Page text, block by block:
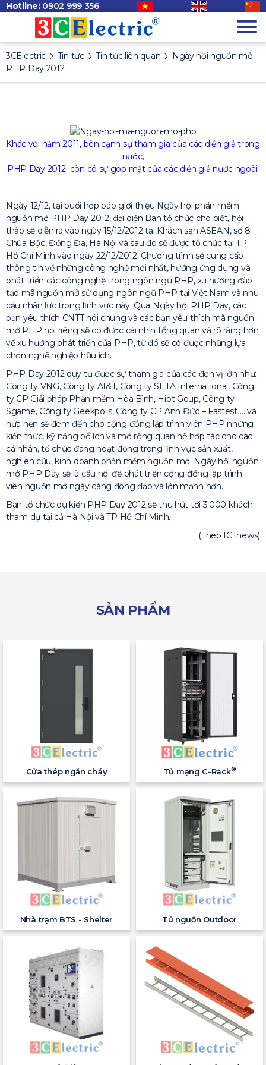
Hotline: 0902 999 356
3CElectric Tin tức Tin tức liên quan
Ngày hội nguồn mở
PHP Day 2012
Khác với năm 2011, bên cạnh sự tham gia của các diễn giả trong
nước,
PHP Day 2012 còn có sự góp mặt của các diễn giả nước ngoài.
Ngày 12/12, tại buổi họp báo giới thiệu Ngày hội phần mềm
nguồn mở PHP Day 2012, đại diện Ban tổ chức cho biết, hội
thảo sẽ diễn ra vào ngày 15/12/2012 tại Khách sạn ASEAN, số 8
Chùa Bộc, Đống Đa, Hà Nội và sau đó sẽ được tổ chức tại TP
Hồ Chí Minh vào ngày 22/12/2012. Chương trình sẽ cung cấp
thông tin về những công nghệ mới nhất, hướng ứng dụng và
phát triển các công nghệ trong ngôn ngữ PHP, xu hướng đào
tạo mã nguồn mở sử dụng ngôn ngữ PHP tại Việt Nam và nhu
cầu nhân lực trong lĩnh vực này. Qua Ngày hội PHP Day, các
bạn yêu thích CNTT nói chung và các bạn yêu thích mã nguồn
mở PHP nói riêng sẽ có được cái nhìn tổng quan và rõ ràng hơn
về xu hướng phát triển của PHP, từ đó sẽ có được những lựa
chọn nghề nghiệp hữu ích.
PHP Day 2012 quy tụ được sự tham gia của các đơn vị lớn như:
Công ty VNG, Công ty AI&T, Công ty SETA International, Công
ty CP Giải pháp Phần mềm Hòa Bình, Hipt Goup, Công ty
Sgame, Công ty Geekpolis, Công ty CP Anh Đức – Fastest … và
hứa hẹn sẽ đem đến cho cộng đồng lập trình viên PHP những
kiến thức, kỹ năng bổ ích và mở rộng quan hệ hợp tác cho các
cá nhân, tổ chức đang hoạt động trong lĩnh vực sản xuất,
nghiên cứu, kinh doanh phần mềm nguồn mở. Ngày hội nguồn
mở PHP Day sẽ là cầu nối để phát triển cộng đồng lập trình
viên nguồn mở ngày càng đông đảo và lớn mạnh hơn.
Ban tổ chức dự kiến PHP Day 2012 sẽ thu hút tới 3.000 khách
tham dự tại cả Hà Nội và TP Hồ Chí Minh.
(Theo ICTnews)
SẢN PHẨM
Cửa thép ngăn cháy Tủ mạng C-Rack®
Nhà trạm BTS - Shelter Tủ nguồn Outdoor